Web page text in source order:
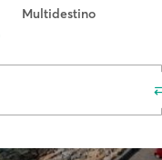
Multidestino